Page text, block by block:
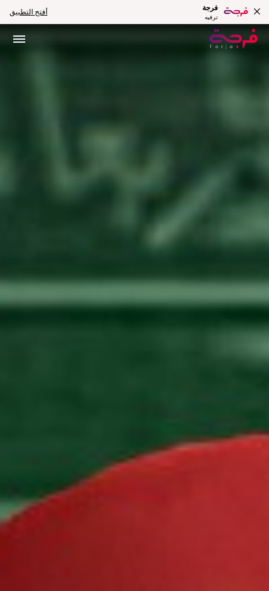
فرجة
ترفيه
أفتح التطبيق